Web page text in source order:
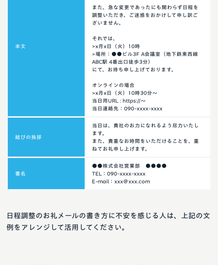
本文
また、急な変更であったにも関わらず日程を
調整いただき、ご迷惑をおかけして申し訳ご
ざいません。
それでは、
>x月x日（火）10時
>場所：●●ビル3F A会議室（地下鉄東西線
ABC駅 4番出口徒歩3分）
にて、お待ち申し上げております。
オンラインの場合
>x月x日（火）10時30分～
当日用URL : https://～
当日連絡先：090-xxxx-xxxx
結びの挨拶
当日は、貴社のお力になれるよう尽力いたし
ます。
また、貴重なお時間をいただけることを、重
ねてお礼申し上げます。
署名
●●株式会社営業部 ●●●●
TEL：090-xxxx-xxxx
E-mail：xxx＠xxx.com
日程調整のお礼メールの書き方に不安を感じる人は、上記の文
例をアレンジして活用してください。